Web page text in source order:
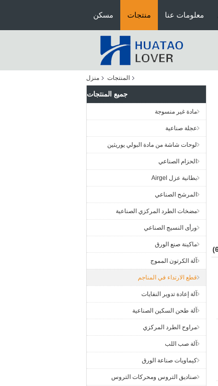
مسكن منتجات معلومات عنا
منزل المنتجات
جميع المنتجات
مادة غير منسوجة
عجلة صناعية
لوحات شاشة من مادة البولي يوريثين
الحزام الصناعي
بطانية عزل Airgel
المرشح الصناعي
مضخات الطرد المركزي الصناعية
ورأى النسيج الصناعي
ماكينة صنع الورق
آلة الكرتون المموج
قطع الارتداء في المناجم
آلة إعادة تدوير النفايات
آلة طحن السكين الصناعية
مراوح الطرد المركزي
آلة صب اللب
كيماويات صناعة الورق
صناديق التروس ومحركات التروس